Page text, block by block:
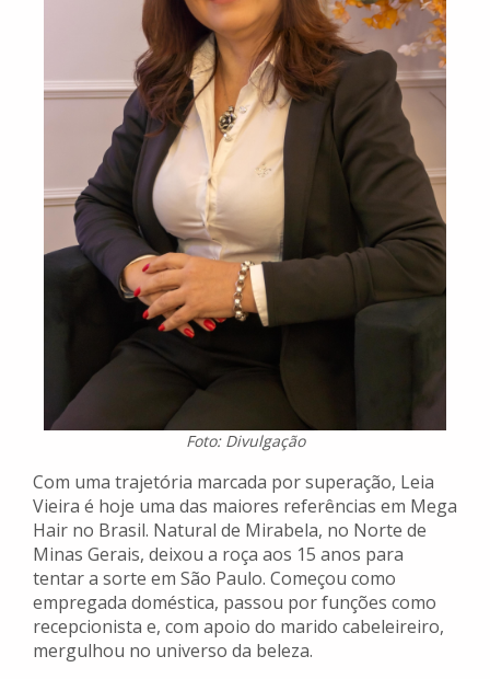
Foto: Divulgação
Com uma trajetória marcada por superação, Leia
Vieira é hoje uma das maiores referências em Mega
Hair no Brasil. Natural de Mirabela, no Norte de
Minas Gerais, deixou a roça aos 15 anos para
tentar a sorte em São Paulo. Começou como
empregada doméstica, passou por funções como
recepcionista e, com apoio do marido cabeleireiro,
mergulhou no universo da beleza.